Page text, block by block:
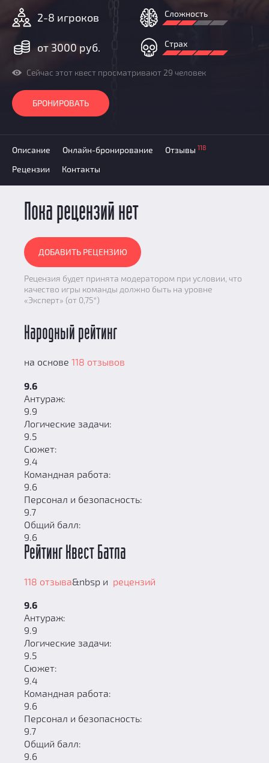
Добавить квест
2-8 игроков
от 3000 руб.
Сложность
Страх
Сейчас этот квест просматривают 29 человек
БРОНИРОВАТЬ
Описание Онлайн-бронирование Отзывы 118
Рецензии Контакты
Пока рецензий нет
ДОБАВИТЬ РЕЦЕНЗИЮ
Рецензия будет принята модератором при условии, что
качество игры команды должно быть на уровне
«Эксперт» (от 0,75*)
Народный рейтинг
на основе 118 отзывов
9.6
Антураж:
9.9
Логические задачи:
9.5
Сюжет:
9.4
Командная работа:
9.6
Персонал и безопасность:
9.7
Общий балл:
9.6
Рейтинг Квест Батла
118 отзыва&nbsp и рецензий
9.6
Антураж:
9.9
Логические задачи:
9.5
Сюжет:
9.4
Командная работа:
9.6
Персонал и безопасность:
9.7
Общий балл:
9.6